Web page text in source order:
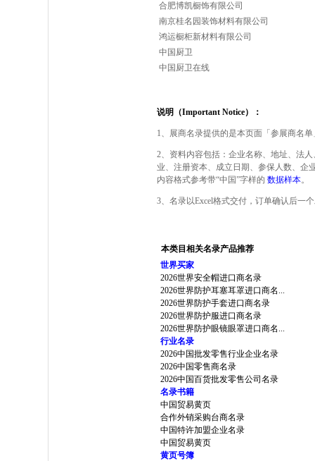
合肥博凯橱饰有限公司
南京桂名园装饰材料有限公司
鸿运橱柜新材料有限公司
中国厨卫
中国厨卫在线
说明（Important Notice）：
1、展商名录提供的是本页面「参展商名
2、资料内容包括：企业名称、地址、法
业、注册资本、成立日期、参保人数、企
内容格式参考带“中国”字样的 数据样本。
3、名录以Excel格式交付，订单确认后一
本类目相关名录产品推荐
世界买家
2026世界安全帽进口商名录
2026世界防护耳塞耳罩进口商名...
2026世界防护手套进口商名录
2026世界防护服进口商名录
2026世界防护眼镜眼罩进口商名...
行业名录
2026中国批发零售行业企业名录
2026中国零售商名录
2026中国百货批发零售公司名录
名录书籍
中国贸易黄页
合作外销采购台商名录
中国特许加盟企业名录
中国贸易黄页
黄页号簿